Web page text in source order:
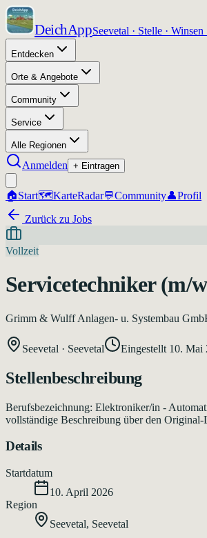
DeichAppSeevetal · Stelle · Winsen
Entdecken
Orte & Angebote
Community
Service
Alle Regionen
Anmelden + Eintragen
🏠Start🗺️KarteRadar💬Community👤Profil
Zurück zu Jobs
Vollzeit
Servicetechniker (m/
Grimm & Wulff Anlagen- u. Systembau
Seevetal · Seevetal Eingestellt 10. Mai
Stellenbeschreibung
Berufsbezeichnung: Elektroniker/in -
vollständige Beschreibung über den
Details
Startdatum
10. April 2026
Region
Seevetal, Seevetal